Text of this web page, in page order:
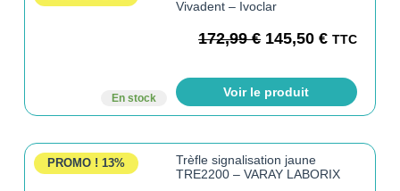
En stock
Vivadent – Ivoclar
172,99€ 145,50€ TTC
Voir le produit
PROMO ! 13%
Trèfle signalisation jaune
TRE2200 – VARAY LABORIX